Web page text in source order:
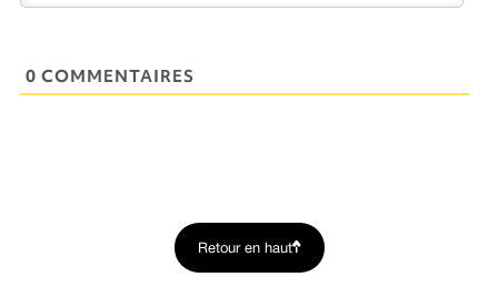
0 COMMENTAIRES
Retour en haut